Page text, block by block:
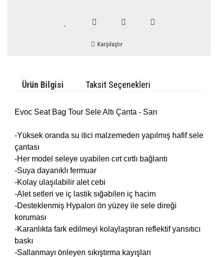
Karşılaştır
Ürün Bilgisi Taksit Seçenekleri
Evoc Seat Bag Tour Sele Altı Çanta - Sarı
-Yüksek oranda su itici malzemeden yapılmış hafif sele
çantası
-Her model seleye uyabilen cırt cırtlı bağlantı
-Suya dayanıklı fermuar
-Kolay ulaşılabilir alet cebi
-Alet setleri ve iç lastik sığabilen iç hacim
-Desteklenmiş Hypalon ön yüzey ile sele direği
koruması
-Karanlıkta fark edilmeyi kolaylaştıran reflektif yansıtıcı
baskı
-Sallanmayı önleyen sıkıştırma kayışları